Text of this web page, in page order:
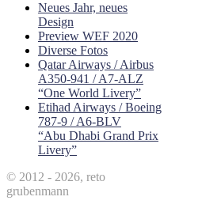
Neues Jahr, neues
Design
Preview WEF 2020
Diverse Fotos
Qatar Airways / Airbus
A350-941 / A7-ALZ
“One World Livery”
Etihad Airways / Boeing
787-9 / A6-BLV
“Abu Dhabi Grand Prix
Livery”
© 2012 - 2026, reto
grubenmann